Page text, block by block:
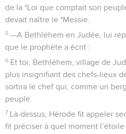
de la *Loi que comptait son
devait naître le *Messie.
5 —A Bethléhem en Judée, lui
que le prophète a écrit :
6 Et toi, Bethléhem, village de
plus insignifiant des chefs-lieux
sortira le chef qui, comme un
peuple.
7 Là-dessus, Hérode fit appeler
fit préciser à quel moment